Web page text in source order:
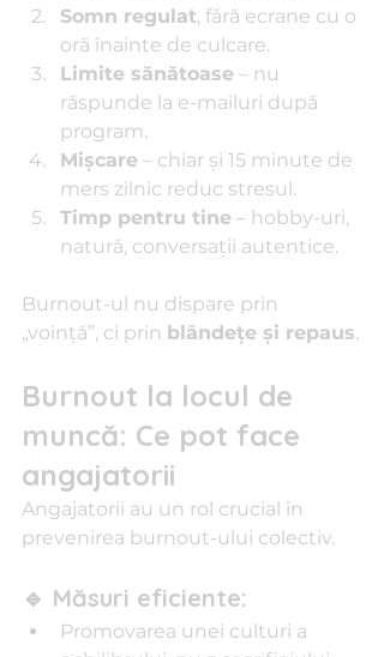
Somn regulat, fără ecrane cu o
oră înainte de culcare.
Limite sănătoase – nu
răspunde la e-mailuri după
program.
Mișcare – chiar și 15 minute de
mers zilnic reduc stresul.
Timp pentru tine – hobby-uri,
natură, conversații autentice.
Burnout-ul nu dispare prin
„voință”, ci prin blândețe și repaus.
Burnout la locul de
muncă: Ce pot face
angajatorii
Angajatorii au un rol crucial în
prevenirea burnout-ului colectiv.
🔹 Măsuri eficiente:
Promovarea unei culturi a